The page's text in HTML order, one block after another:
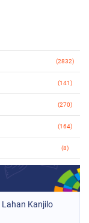
(2832)
(141)
(270)
(164)
(8)
(112)
(966)
Lahan Kanjilo